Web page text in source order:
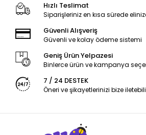
Hızlı Teslimat
Siparişleriniz en kısa sürede
Güvenli Alışveriş
Güvenli ve kolay ödeme sistemi
Geniş Ürün Yelpazesi
Binlerce ürün ve kampanya
7 / 24 DESTEK
Öneri ve şikayetlerinizi bize